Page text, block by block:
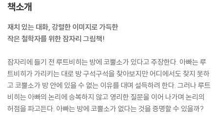
책소개
재치 있는 대화, 강렬한 이미지로 가득한
작은 철학자를 위한 잠자리 그림책!
잠자리에 들기 전 루트비히는 방에 코뿔소가 있다고 주장한다. 아빠는 루
트비히가 가리키는 대로 방 구석구석을 찾아보지만 어디에서도 찾지 못하
고 코뿔소가 방 안에 있을 수 없는 이유를 대며 설득하려 한다. 그러나 루트
비히는 아빠의 논리에 승복하지 않고 영리한 질문을 이어 나가며 논리의
허점을 파고든다. 아빠는 방에 코뿔소가 없다는 것을 증명할 수 있을까?